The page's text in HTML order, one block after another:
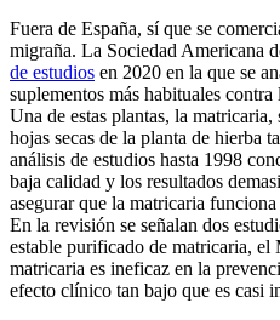
Fuera de España, sí que se
migraña. La Sociedad Americana
de estudios en 2020 en la que se
suplementos más habituales
Una de estas plantas, la
hojas secas de la planta de hierba
análisis de estudios hasta 1998
baja calidad y los resultados
asegurar que la matricaria
En la revisión se señalan dos
estable purificado de matricaria,
matricaria es ineficaz en la
efecto clínico tan bajo que es casi